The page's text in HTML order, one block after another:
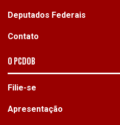
Deputados Federais
Contato
O PCdoB
Filie-se
Apresentação